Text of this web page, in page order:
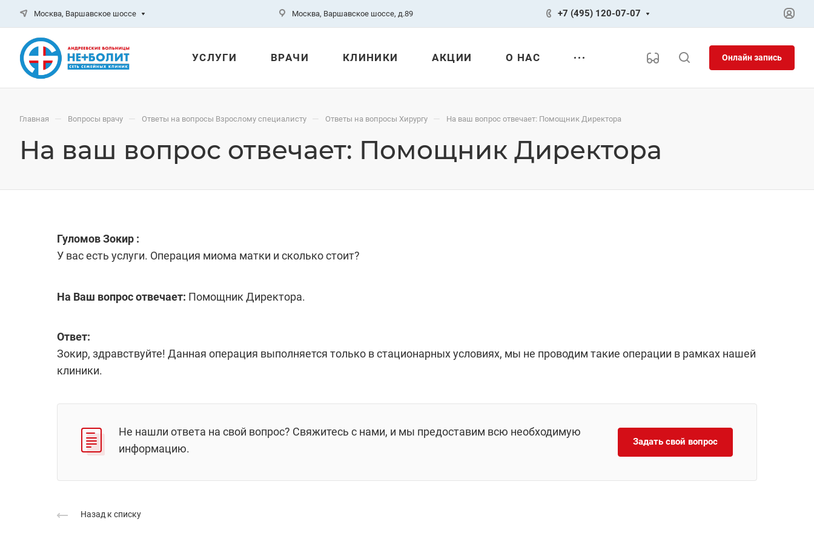
Москва, Варшавское шоссе Москва, Варшавское шоссе, д.89 +7 (495) 120-07-07
УСЛУГИ ВРАЧИ КЛИНИКИ АКЦИИ О НАС Онлайн запись
Главная — Вопросы врачу — Ответы на вопросы Взрослому специалисту — Ответы на вопросы Хирургу — На ваш вопрос отвечает: Помощник Директора
На ваш вопрос отвечает: Помощник Директора
Гуломов Зокир :
У вас есть услуги. Операция миома матки и сколько стоит?
На Ваш вопрос отвечает: Помощник Директора.
Ответ:
Зокир, здравствуйте! Данная операция выполняется только в стационарных условиях, мы не проводим такие операции в рамках нашей
клиники.
Не нашли ответа на свой вопрос? Свяжитесь с нами, и мы предоставим всю необходимую
информацию.
Задать свой вопрос
Назад к списку